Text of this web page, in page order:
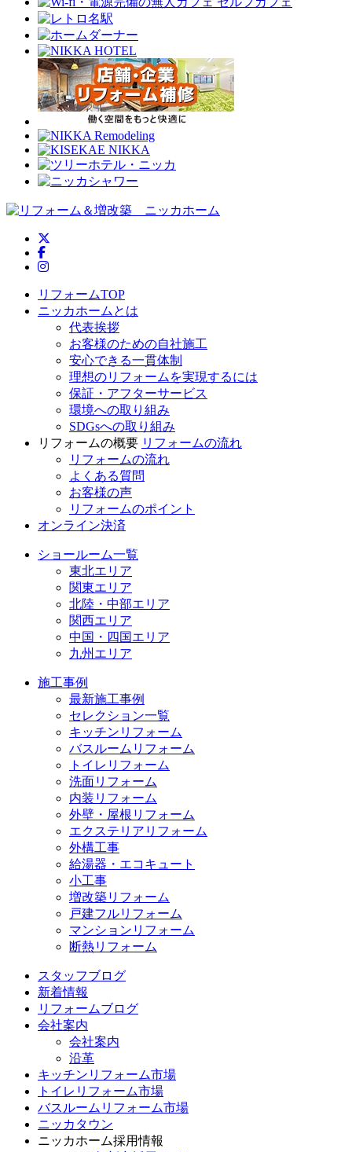
ニッカホーム公式Facebook
ニッカホーム公式Instagram
リフォームTOP
ニッカホームとは
代表挨拶
お客様のための自社施工
安心できる一貫体制
理想のリフォームを実現するには
保証・アフターサービス
環境への取り組み
SDGsへの取り組み
リフォームの概要 リフォームの流れ
リフォームの流れ
よくある質問
お客様の声
リフォームのポイント
オンライン決済
ショールーム一覧
東北エリア
関東エリア
北陸・中部エリア
関西エリア
中国・四国エリア
九州エリア
施工事例
最新施工事例
セレクション一覧
キッチンリフォーム
バスルームリフォーム
トイレリフォーム
洗面リフォーム
内装リフォーム
外壁・屋根リフォーム
エクステリアリフォーム
外構工事
給湯器・エコキュート
小工事
増改築リフォーム
戸建フルリフォーム
マンションリフォーム
断熱リフォーム
スタッフブログ
新着情報
リフォームブログ
会社案内
会社案内
沿革
キッチンリフォーム市場
トイレリフォーム市場
バスルームリフォーム市場
ニッカタウン
ニッカホーム採用情報